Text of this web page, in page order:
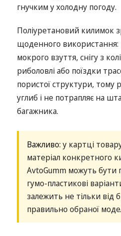
гнучким у холодну погоду.
Поліуретановий килимок
щоденного використання:
мокрого взуття, снігу з
риболовлі або поїздки
пористої структури, тому
углиб і не потрапляє на
багажника.
Важливо: у картці
матеріал конкретного
AvtoGumm можуть бути
гумо-пластикові
залежить не тільки від
правильно обраної